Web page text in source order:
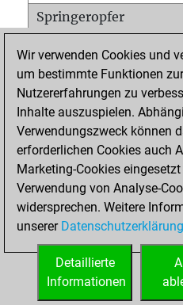
Springeropfer
Matt auf vollem Brett
Bauer setzt Matt
Erstickte Matts
Unterverwandlungen
Türme auf der siebten
STARTSEITE
Wir verwenden Cookies und
um bestimmte Funktionen
Nutzererfahrungen zu
Inhalte auszuspielen.
Verwendungszweck können
erforderlichen Cookies auch
Marketing-Cookies eingesetzt
Verwendung von Analyse-
widersprechen. Weitere
unserer Datenschutzerklärung
Detaillierte
Informationen